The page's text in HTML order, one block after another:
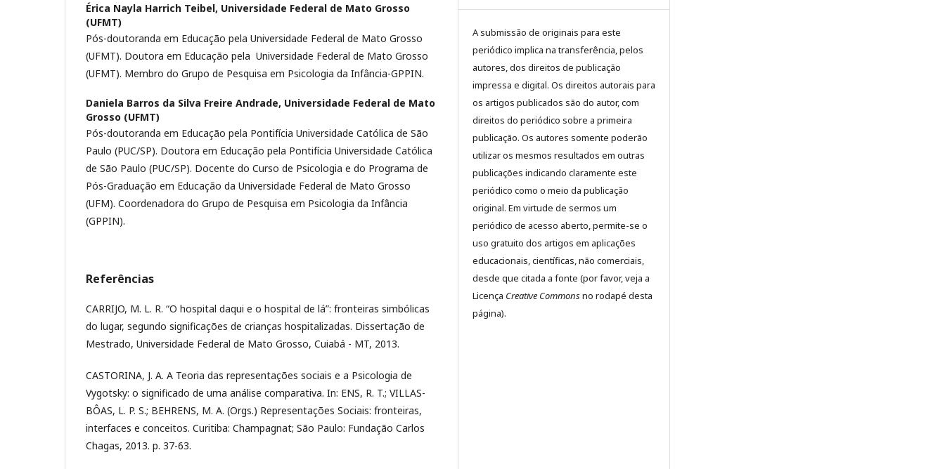
Érica Nayla Harrich Teibel, Universidade Federal de Mato Grosso
(UFMT)
Pós-doutoranda em Educação pela Universidade Federal de Mato Grosso
(UFMT). Doutora em Educação pela Universidade Federal de Mato Grosso
(UFMT). Membro do Grupo de Pesquisa em Psicologia da Infância-GPPIN.
Daniela Barros da Silva Freire Andrade, Universidade Federal de Mato
Grosso (UFMT)
Pós-doutoranda em Educação pela Pontifícia Universidade Católica de São
Paulo (PUC/SP). Doutora em Educação pela Pontifícia Universidade Católica
de São Paulo (PUC/SP). Docente do Curso de Psicologia e do Programa de
Pós-Graduação em Educação da Universidade Federal de Mato Grosso
(UFM). Coordenadora do Grupo de Pesquisa em Psicologia da Infância
(GPPIN).
Referências
CARRIJO, M. L. R. “O hospital daqui e o hospital de lá”: fronteiras simbólicas
do lugar, segundo significações de crianças hospitalizadas. Dissertação de
Mestrado, Universidade Federal de Mato Grosso, Cuiabá - MT, 2013.
CASTORINA, J. A. A Teoria das representações sociais e a Psicologia de
Vygotsky: o significado de uma análise comparativa. In: ENS, R. T.; VILLAS-
BÔAS, L. P. S.; BEHRENS, M. A. (Orgs.) Representações Sociais: fronteiras,
interfaces e conceitos. Curitiba: Champagnat; São Paulo: Fundação Carlos
Chagas, 2013. p. 37-63.
A submissão de originais para este
periódico implica na transferência, pelos
autores, dos direitos de publicação
impressa e digital. Os direitos autorais para
os artigos publicados são do autor, com
direitos do periódico sobre a primeira
publicação. Os autores somente poderão
utilizar os mesmos resultados em outras
publicações indicando claramente este
periódico como o meio da publicação
original. Em virtude de sermos um
periódico de acesso aberto, permite-se o
uso gratuito dos artigos em aplicações
educacionais, científicas, não comerciais,
desde que citada a fonte (por favor, veja a
Licença Creative Commonsno rodapé desta
página).